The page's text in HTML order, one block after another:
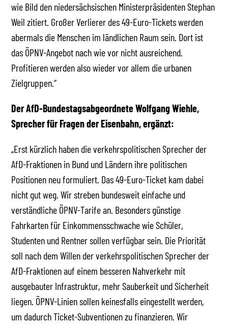
wie Bild den niedersächsischen Ministerpräsidenten Stephan
Weil zitiert. Großer Verlierer des 49-Euro-Tickets werden
abermals die Menschen im ländlichen Raum sein. Dort ist
das ÖPNV-Angebot nach wie vor nicht ausreichend.
Profitieren werden also wieder vor allem die urbanen
Zielgruppen.“
Der AfD-Bundestagsabgeordnete Wolfgang Wiehle,
Sprecher für Fragen der Eisenbahn, ergänzt:
„Erst kürzlich haben die verkehrspolitischen Sprecher der
AfD-Fraktionen in Bund und Ländern ihre politischen
Positionen neu formuliert. Das 49-Euro-Ticket kam dabei
nicht gut weg. Wir streben bundesweit einfache und
verständliche ÖPNV-Tarife an. Besonders günstige
Fahrkarten für Einkommensschwache wie Schüler,
Studenten und Rentner sollen verfügbar sein. Die Priorität
soll nach dem Willen der verkehrspolitischen Sprecher der
AfD-Fraktionen auf einem besseren Nahverkehr mit
ausgebauter Infrastruktur, mehr Sauberkeit und Sicherheit
liegen. ÖPNV-Linien sollen keinesfalls eingestellt werden,
um dadurch Ticket-Subventionen zu finanzieren. Wir